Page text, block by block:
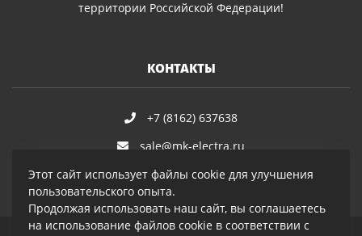
территории Российской Федерации!
КОНТАКТЫ
+7 (8162) 637638
sale@mk-electra.ru
Этот сайт использует файлы cookie для улучшения
пользовательского опыта.
Продолжая использовать наш сайт, вы соглашаетесь
на использование файлов cookie в соответствии с